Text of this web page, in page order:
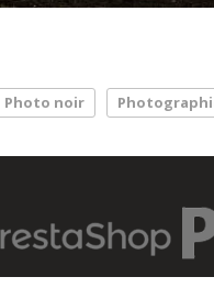
Photo noir